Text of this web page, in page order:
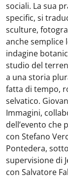
sociali. La sua
specific, si
sculture,
anche semplice
indagine
studio del
a una storia
fatta di tempo,
selvatico.
Immagini,
dell’evento che
con Stefano
Pontedera,
supervisione di
con Salvatore